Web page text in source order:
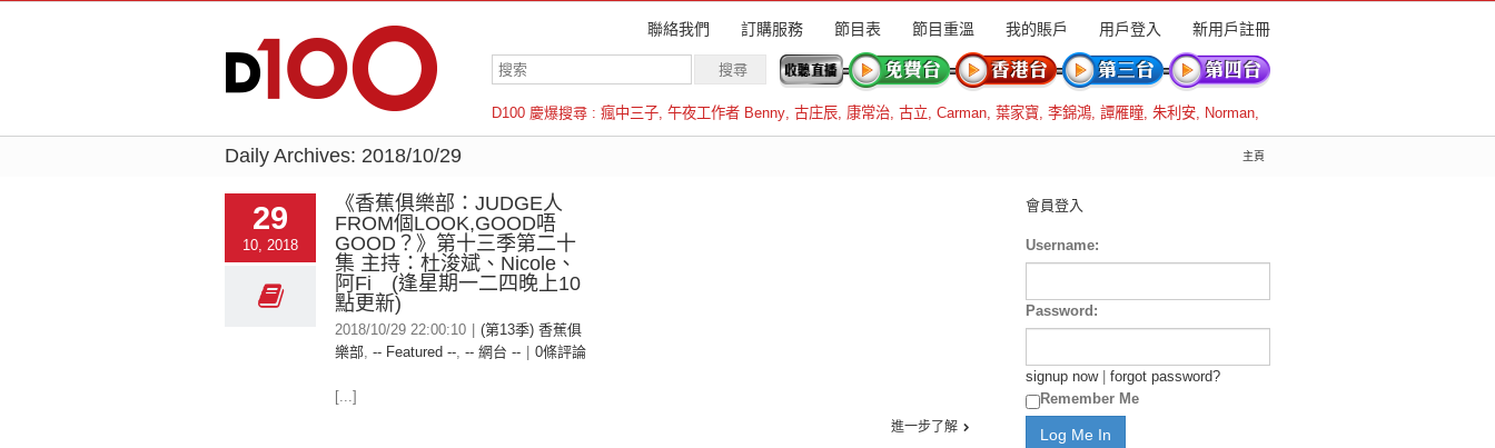
聯絡我們 訂購服務 節目表 節目重溫 我的賬戶 用戶登入 新用戶註冊
D100 慶爆搜尋 : 瘋中三子, 午夜工作者 Benny, 古庄辰, 康常治, 古立, Carman, 葉家寶, 李錦鴻, 譚雁瞳, 朱利安, Norman,
羅倫斯
Daily Archives: 2018/10/29 主頁
29
10, 2018
《香蕉俱樂部：JUDGE人
FROM個LOOK,GOOD唔
GOOD？》第十三季第二十
集 主持：杜浚斌、Nicole、
阿Fi (逢星期一二四晚上10
點更新)
2018/10/29 22:00:10
(第13季) 香蕉俱
樂部, -- Featured --, -- 網台 -- 0條評論
[...]
進一步了解
會員登入
Username:
Password:
signup now| forgot password?
Remember Me